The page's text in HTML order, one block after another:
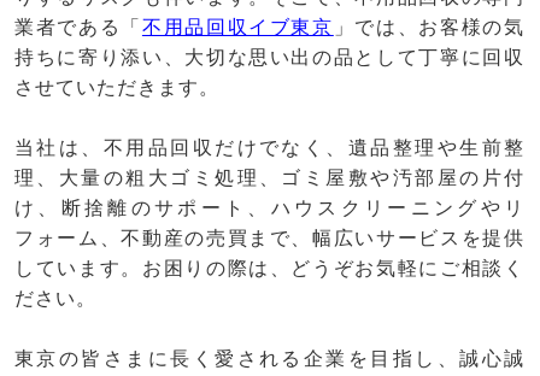
業者である「 不用品回収イブ東京 」では、お客様の気
持ちに寄り添い、大切な思い出の品として丁寧に回収
させていただきます。
当社は、不用品回収だけでなく、遺品整理や生前整
理、大量の粗大ゴミ処理、ゴミ屋敷や汚部屋の片付
け、断捨離のサポート、ハウスクリーニングやリ
フォーム、不動産の売買まで、幅広いサービスを提供
しています。お困りの際は、どうぞお気軽にご相談く
ださい。
東京の皆さまに長く愛される企業を目指し、誠心誠